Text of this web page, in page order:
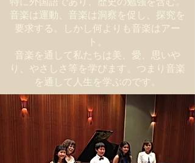
音楽は運動、音楽は洞察を促し、探究を
要求する。しかし何よりも音楽はアー
ト。
音楽を通して私たちは美、愛、思いや
り、やさしさ等を学びます。つまり音楽
を通して人生を学ぶのです。